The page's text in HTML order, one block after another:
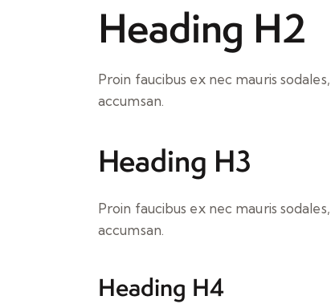
Heading H2
Proin faucibus ex nec mauris
accumsan.
Heading H3
Proin faucibus ex nec mauris
accumsan.
Heading H4